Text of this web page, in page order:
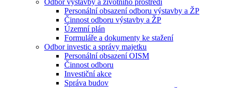
Odbor výstavby a životního prostředí
Personální obsazení odboru výstavby a ŽP
Činnost odboru výstavby a ŽP
Územní plán
Formuláře a dokumenty ke stažení
Odbor investic a správy majetku
Personální obsazení OISM
Činnost odboru
Investiční akce
Správa budov